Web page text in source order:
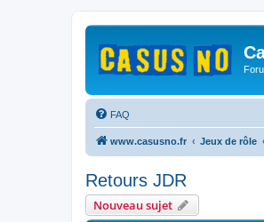
FAQ
www.casusno.fr Jeux de rôle
Retours JDR
Nouveau sujet